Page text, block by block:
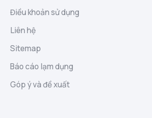
Điều khoản sử dụng
Liên hệ
Sitemap
Báo cáo lạm dụng
Góp ý và đề xuất